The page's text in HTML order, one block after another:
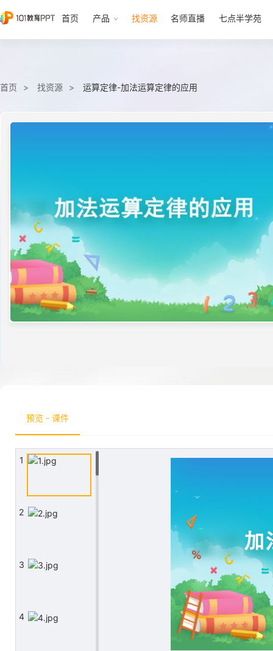
首页 产品 找资源 名师直播 七点半学苑
首页 找资源 运算定律-加法运算定律的应用
预览 - 课件
1
2
3
4